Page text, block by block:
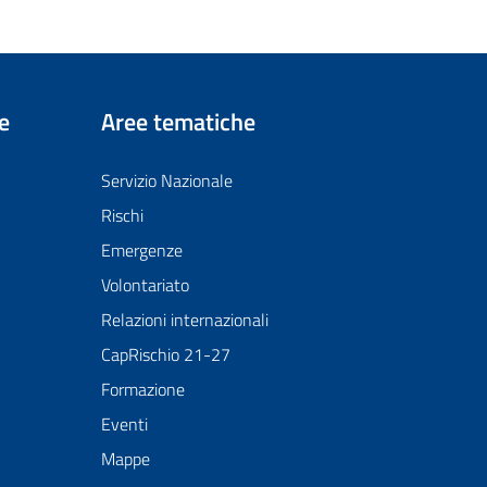
Aree tematiche
Servizio Nazionale
Rischi
Emergenze
Volontariato
Relazioni internazionali
CapRischio 21-27
Formazione
Eventi
Mappe